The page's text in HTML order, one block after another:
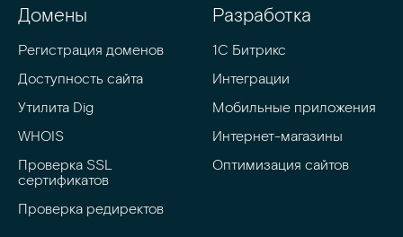
Домены
Регистрация доменов
Доступность сайта
Утилита Dig
WHOIS
Проверка SSL
сертификатов
Проверка редиректов
Разработка
1C Битрикс
Интеграции
Мобильные приложения
Интернет-магазины
Оптимизация сайтов